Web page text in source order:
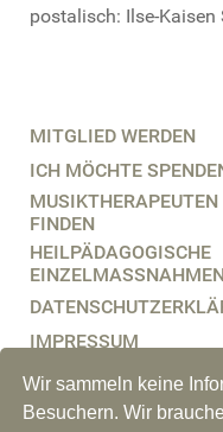
Wir sammeln keine
Besuchern. Wir
postalisch: Ilse-Kaisen
MITGLIED WERDEN
ICH MÖCHTE
MUSIKTHERAPEUTEN
FINDEN
HEILPÄDAGOGISCHE
IMPRESSUM
KONTAKT